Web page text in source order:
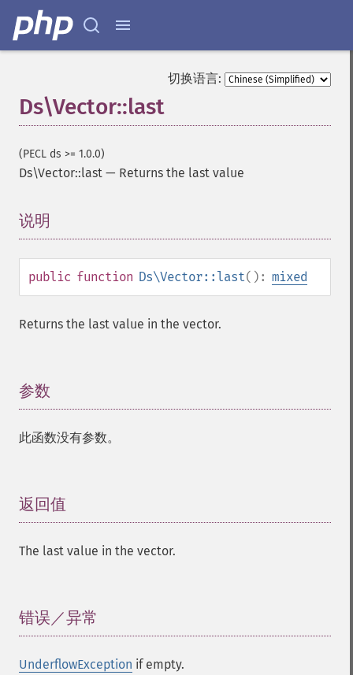
切换语言:
Ds\Vector::last
(PECL ds >= 1.0.0)
Ds\Vector::last — Returns the last value
说明
public function Ds\Vector::last(): mixed
Returns the last value in the vector.
参数
此函数没有参数。
返回值
The last value in the vector.
错误／异常
UnderflowException if empty.